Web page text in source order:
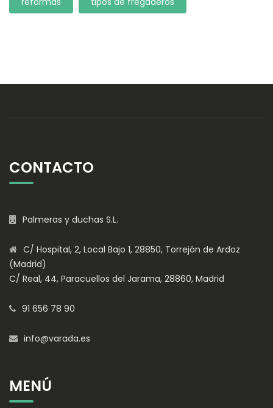
CONTACTO
Palmeras y duchas S.L.
C/ Hospital, 2, Local Bajo 1, 28850, Torrejón de Ardoz
(Madrid)
C/ Real, 44, Paracuellos del Jarama, 28860, Madrid
91 656 78 90
info@varada.es
MENÚ